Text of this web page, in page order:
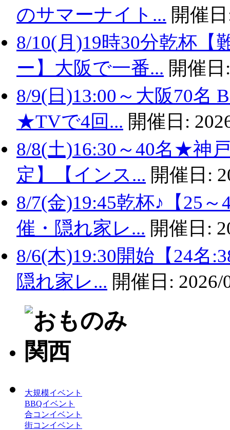
のサマーナイト... 開催
8/10(月)19時30分乾杯【
ー】大阪で一番... 開催
8/9(日)13:00～大阪70名
★TVで4回... 開催日:
8/8(土)16:30～40名★神
定】【インス... 開催日:
8/7(金)19:45乾杯♪【25
催・隠れ家レ... 開催日:
8/6(木)19:30開始【24名
隠れ家レ... 開催日: 2026/
大規模イベント
BBQイベント
合コンイベント
街コンイベント